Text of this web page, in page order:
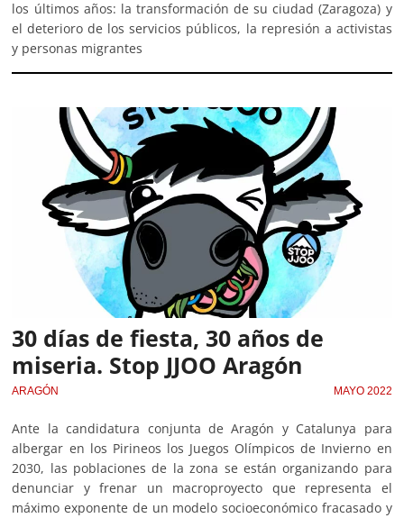
los últimos años: la transformación de su ciudad (Zaragoza) y
el deterioro de los servicios públicos, la represión a activistas
y personas migrantes
30 días de fiesta, 30 años de
miseria. Stop JJOO Aragón
ARAGÓN MAYO 2022
Ante la candidatura conjunta de Aragón y Catalunya para
albergar en los Pirineos los Juegos Olímpicos de Invierno en
2030, las poblaciones de la zona se están organizando para
denunciar y frenar un macroproyecto que representa el
máximo exponente de un modelo socioeconómico fracasado y